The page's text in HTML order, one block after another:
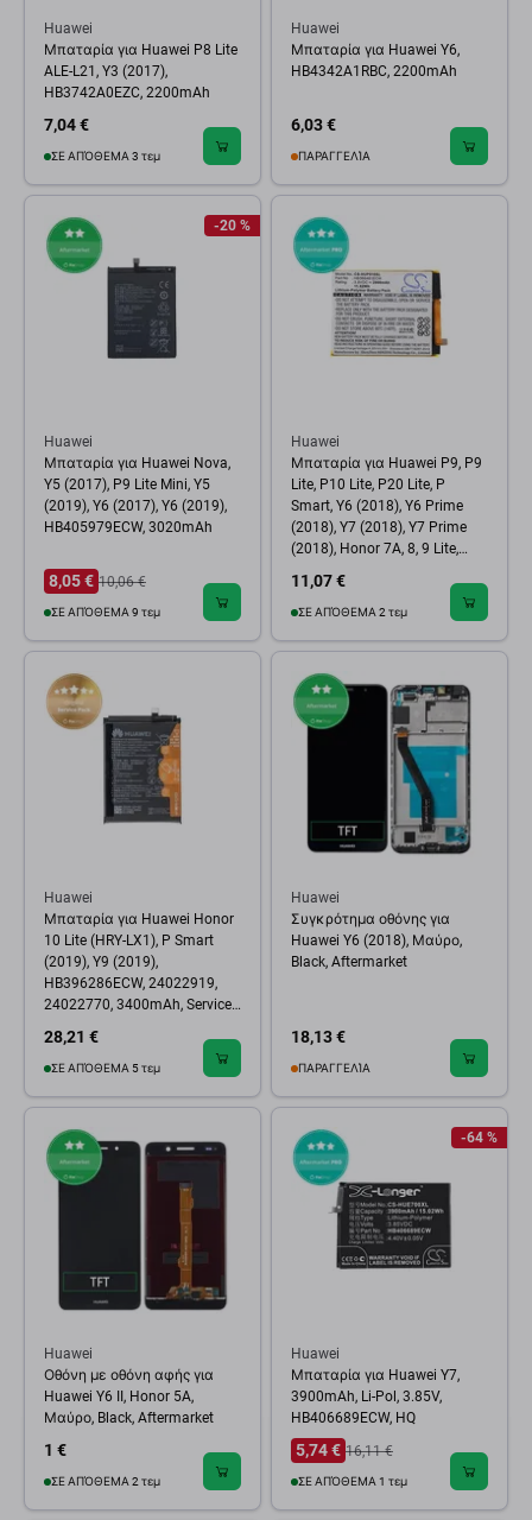
Huawei
Μπαταρία για Huawei P8 Lite
ALE-L21, Y3 (2017),
HB3742A0EZC, 2200mAh
7,04 €
ΣΕ ΑΠΌΘΕΜΑ 3 τεμ
Huawei
Μπαταρία για Huawei Y6,
HB4342A1RBC, 2200mAh
6,03 €
ΠΑΡΑΓΓΕΛΊΑ
-20 %
Huawei
Μπαταρία για Huawei Nova,
Y5 (2017), P9 Lite Mini, Y5
(2019), Y6 (2017), Y6 (2019),
HB405979ECW, 3020mAh
8,05 € 10,06 €
ΣΕ ΑΠΌΘΕΜΑ 9 τεμ
Huawei
Μπαταρία για Huawei P9, P9
Lite, P10 Lite, P20 Lite, P
Smart, Y6 (2018), Y6 Prime
(2018), Y7 (2018), Y7 Prime
(2018), Honor 7A, 8, 9 Lite,
11,07 €
ΣΕ ΑΠΌΘΕΜΑ 2 τεμ
Huawei
Μπαταρία για Huawei Honor
10 Lite (HRY-LX1), P Smart
(2019), Y9 (2019),
HB396286ECW, 24022919,
24022770, 3400mAh, Service
28,21 €
ΣΕ ΑΠΌΘΕΜΑ 5 τεμ
Huawei
Συγκρότημα οθόνης για
Huawei Y6 (2018), Μαύρο,
Black, Aftermarket
18,13 €
ΠΑΡΑΓΓΕΛΊΑ
Huawei
Οθόνη με οθόνη αφής για
Huawei Y6 II, Honor 5A,
Μαύρο, Black, Aftermarket
1 €
ΣΕ ΑΠΌΘΕΜΑ 2 τεμ
-64 %
Huawei
Μπαταρία για Huawei Y7,
3900mAh, Li-Pol, 3.85V,
HB406689ECW, HQ
5,74 € 16,11 €
ΣΕ ΑΠΌΘΕΜΑ 1 τεμ